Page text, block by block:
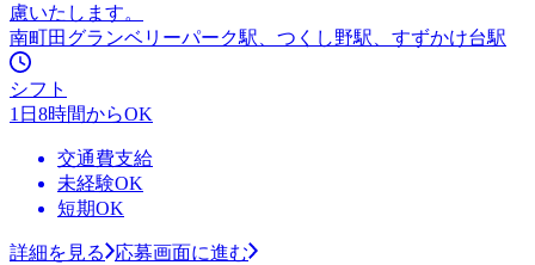
慮いたします。
南町田グランベリーパーク駅、つくし野駅、すずかけ台駅
シフト
1日8時間からOK
交通費支給
未経験OK
短期OK
詳細を見る
応募画面に進む